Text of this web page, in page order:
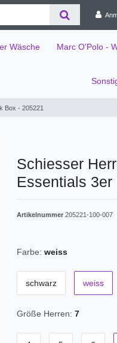
Wäsche Marc O'Polo -
Box - 205221
Schiesser
Essentials
Artikelnummer 205221-100-007
Farbe: weiss
schwarz weiss
Größe Herren: 7